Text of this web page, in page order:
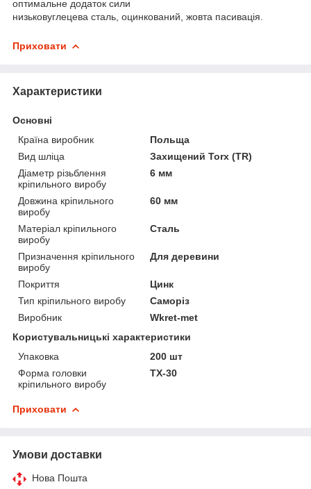
оптимальне додаток сили
низьковуглецева сталь, оцинкований, жовта пасивація.
Приховати
Характеристики
Основні
Країна виробник
Польща
Вид шліца
Захищений Torx (TR)
Діаметр різьблення
кріпильного виробу
6 мм
Довжина кріпильного
виробу
60 мм
Матеріал кріпильного
виробу
Сталь
Призначення кріпильного
виробу
Для деревини
Покриття
Цинк
Тип кріпильного виробу
Саморіз
Виробник
Wkret-met
Користувальницькі характеристики
Упаковка
200 шт
Форма головки
кріпильного виробу
TX-30
Приховати
Умови доставки
Нова Пошта